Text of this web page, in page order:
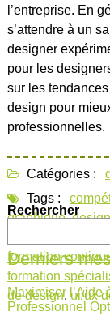
l’entreprise. En
s’attendre à un
designer
pour les
sur les
design pour
professionnelles.
Catégories :
Tags :
graphique,
formation
formation
de design, ui/ux
Rechercher
Derniers
Maximiser l’Aide
Professionnel